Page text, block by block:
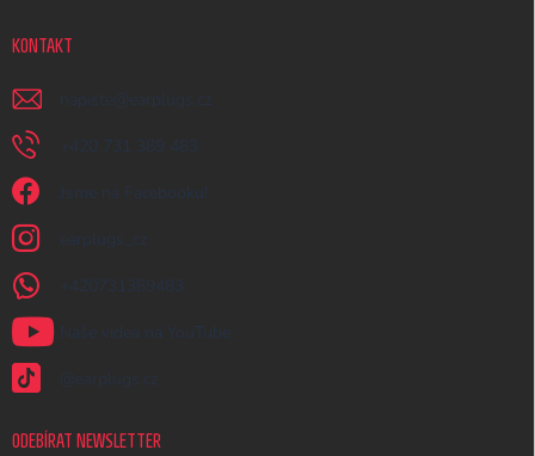
KONTAKT
napiste @ earplugs.cz
+420 731 389 483
Jsme na Facebooku!
earplugs_cz
+420731389483
Naše videa na YouTube
@earplugs.cz
ODEBÍRAT NEWSLETTER